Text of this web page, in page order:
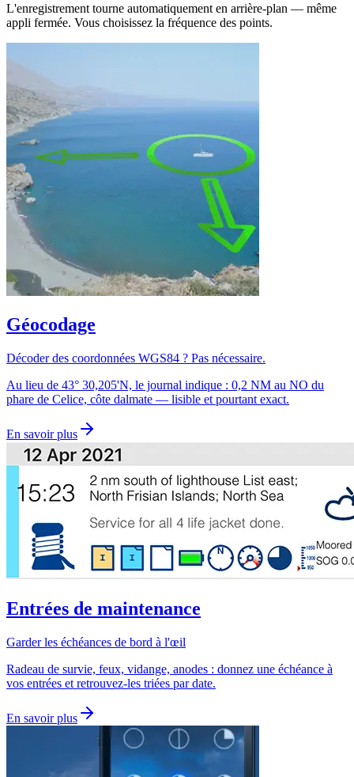
L'enregistrement tourne automatiquement en arrière-plan — même
appli fermée. Vous choisissez la fréquence des points.
Géocodage
Décoder des coordonnées WGS84 ? Pas nécessaire.
Au lieu de 43° 30,205'N, le journal indique : 0,2 NM au NO du
phare de Celice, côte dalmate — lisible et pourtant exact.
En savoir plus
Entrées de maintenance
Garder les échéances de bord à l'œil
Radeau de survie, feux, vidange, anodes : donnez une échéance à
vos entrées et retrouvez-les triées par date.
En savoir plus